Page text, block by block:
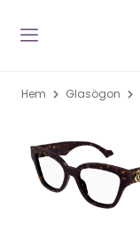
Hem Glasögon